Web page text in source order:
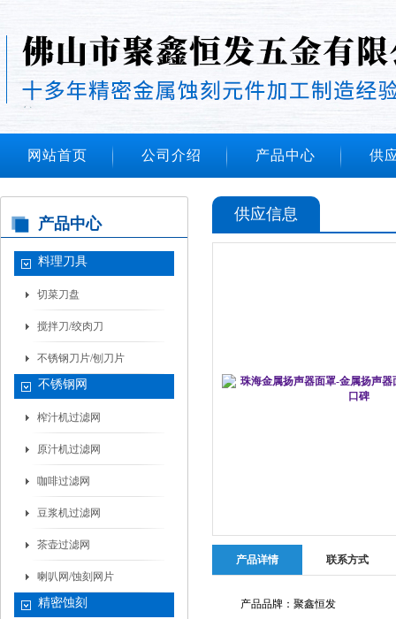
网站首页 公司介绍 产品中心 供
产品中心
料理刀具
切菜刀盘
搅拌刀/绞肉刀
不锈钢刀片/刨刀片
不锈钢网
榨汁机过滤网
原汁机过滤网
咖啡过滤网
豆浆机过滤网
茶壶过滤网
喇叭网/蚀刻网片
精密蚀刻
供应信息
产品详情 联系方式
产品品牌：聚鑫恒发